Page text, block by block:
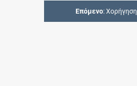
Επόμενο: Χορήγηση